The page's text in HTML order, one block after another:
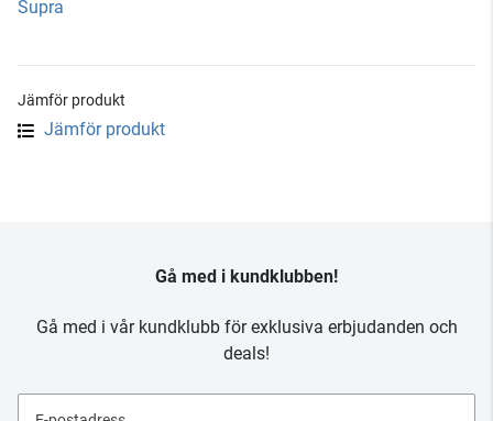
Supra
Jämför produkt
Jämför produkt
Gå med i kundklubben!
Gå med i vår kundklubb för exklusiva erbjudanden och
deals!